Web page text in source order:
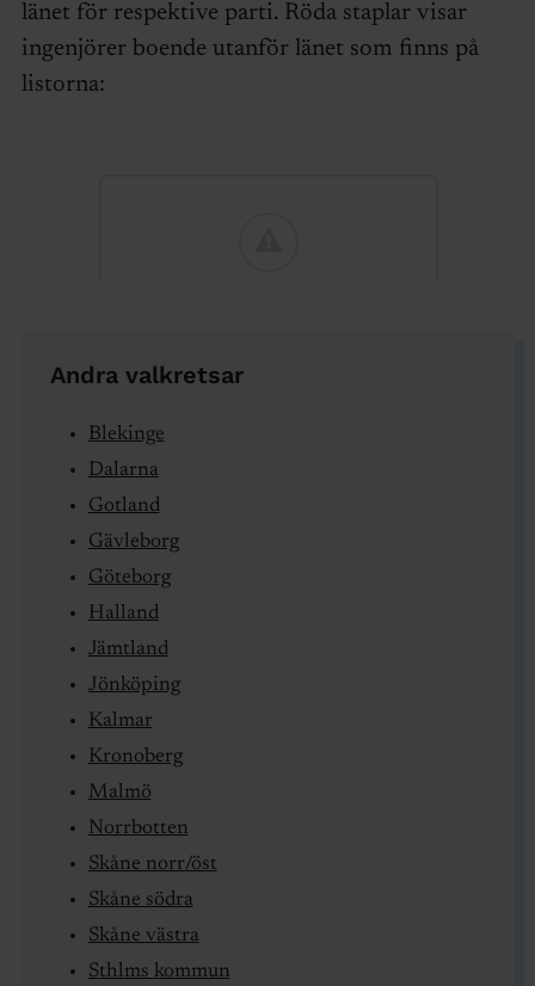
länet för respektive parti. Röda staplar visar
ingenjörer boende utanför länet som finns på
listorna:
Andra valkretsar
Blekinge
Dalarna
Gotland
Gävleborg
Göteborg
Halland
Jämtland
Jönköping
Kalmar
Kronoberg
Malmö
Norrbotten
Skåne norr/öst
Skåne södra
Skåne västra
Sthlms kommun